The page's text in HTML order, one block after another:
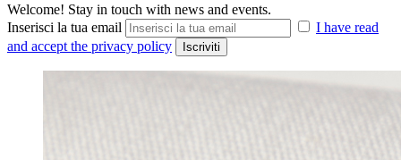
Welcome! Stay in touch with news and events.
Inserisci la tua email
I have read
and accept the privacy policy